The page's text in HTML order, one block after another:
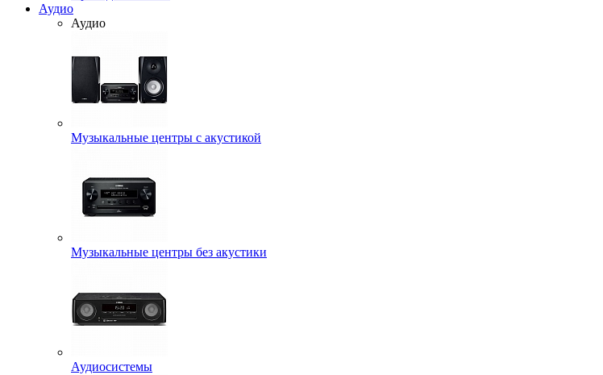
Аудио
Аудио
Музыкальные центры с акустикой
Музыкальные центры без акустики
Аудиосистемы